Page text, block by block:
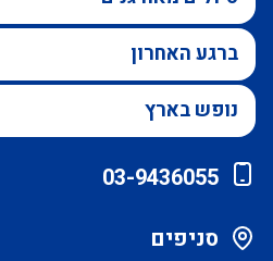
ברגע האחרון
נופש בארץ
03-9436055
סניפים